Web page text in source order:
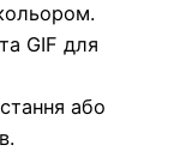
GIF для
або